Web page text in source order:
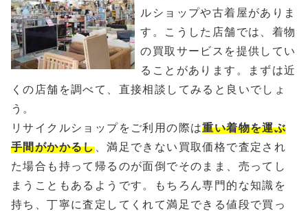
ルショップや古着屋がありま
す。こうした店舗では、着物
の買取サービスを提供してい
ることがあります。まずは近
くの店舗を調べて、直接相談してみると良いでしょ
う。
リサイクルショップをご利用の際は重い着物を運ぶ
手間がかかるし、満足できない買取価格で査定され
た場合も持って帰るのが面倒でそのまま、売ってし
まうこともあるようです。もちろん専門的な知識を
持ち、丁寧に査定してくれて満足できる値段で買っ